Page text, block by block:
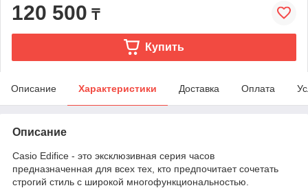
120 500 ₸
Купить
Описание Характеристики Доставка Оплата
Описание
Casio Edifice - это эксклюзивная серия часов
предназначенная для всех тех, кто предпочитает сочетать
строгий стиль с широкой многофункциональностью.